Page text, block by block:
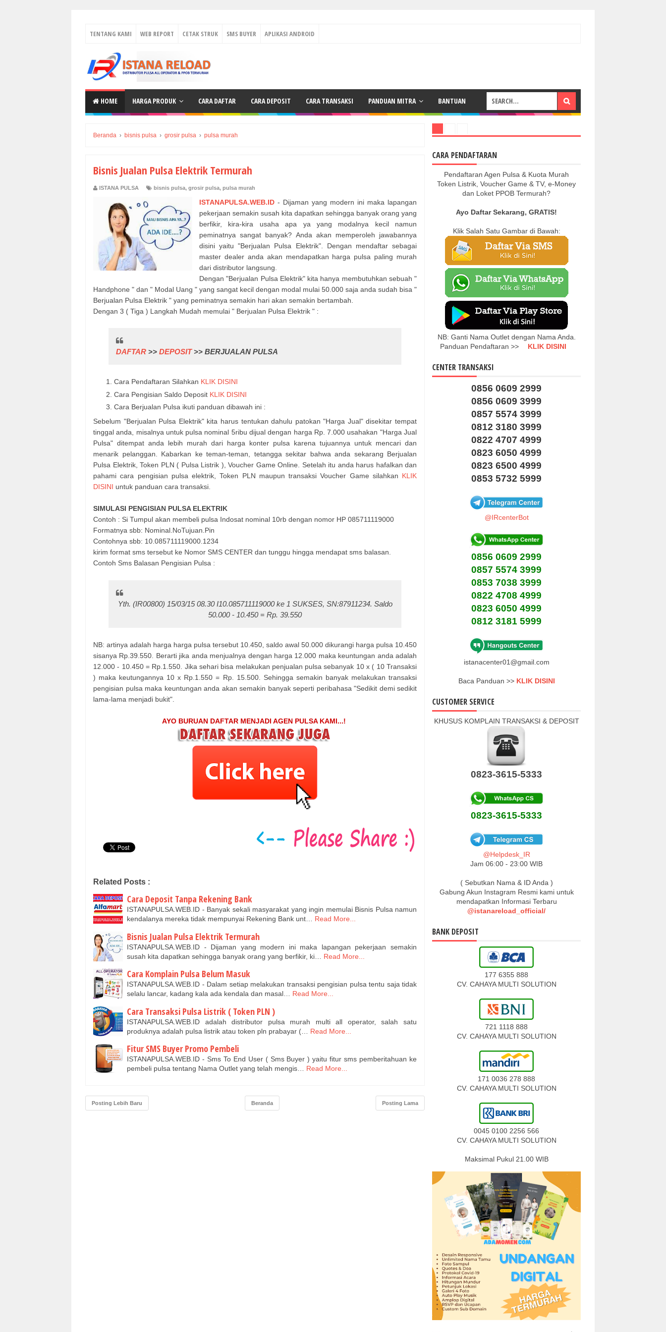
TENTANG KAMI WEB REPORT CETAK STRUK SMS BUYER APLIKASI ANDROID
HOME HARGA PRODUK CARA DAFTAR CARA DEPOSIT CARA TRANSAKSI PANDUAN MITRA BANTUAN
Beranda › bisnis pulsa › grosir pulsa › pulsa murah
Bisnis Jualan Pulsa Elektrik Termurah
ISTANA PULSA bisnis pulsa, grosir pulsa, pulsa murah
ISTANAPULSA.WEB.ID - Dijaman yang modern ini maka lapangan
pekerjaan semakin susah kita dapatkan sehingga banyak orang yang
berfikir, kira-kira usaha apa ya yang modalnya kecil namun
peminatnya sangat banyak? Anda akan memperoleh jawabannya
disini yaitu "Berjualan Pulsa Elektrik". Dengan mendaftar sebagai
master dealer anda akan mendapatkan harga pulsa paling murah
dari distributor langsung.
Dengan "Berjualan Pulsa Elektrik" kita hanya membutuhkan sebuah "
Handphone " dan " Modal Uang " yang sangat kecil dengan modal mulai 50.000 saja anda sudah bisa "
Berjualan Pulsa Elektrik " yang peminatnya semakin hari akan semakin bertambah.
Dengan 3 ( Tiga ) Langkah Mudah memulai " Berjualan Pulsa Elektrik " :
DAFTAR >>DEPOSIT>> BERJUALAN PULSA
Cara Pendaftaran Silahkan KLIK DISINI
Cara Pengisian Saldo Deposit KLIK DISINI
Cara Berjualan Pulsa ikuti panduan dibawah ini :
Sebelum "Berjualan Pulsa Elektrik" kita harus tentukan dahulu patokan "Harga Jual" disekitar tempat
tinggal anda, misalnya untuk pulsa nominal 5ribu dijual dengan harga Rp. 7.000 usahakan "Harga Jual
Pulsa" ditempat anda lebih murah dari harga konter pulsa karena tujuannya untuk mencari dan
menarik pelanggan. Kabarkan ke teman-teman, tetangga sekitar bahwa anda sekarang Berjualan
Pulsa Elektrik, Token PLN ( Pulsa Listrik ), Voucher Game Online. Setelah itu anda harus hafalkan dan
pahami cara pengisian pulsa elektrik, Token PLN maupun transaksi Voucher Game silahkan KLIK
DISINI untuk panduan cara transaksi.
SIMULASI PENGISIAN PULSA ELEKTRIK
Contoh : Si Tumpul akan membeli pulsa Indosat nominal 10rb dengan nomor HP 085711119000
Formatnya sbb: Nominal.NoTujuan.Pin
Contohnya sbb: 10.085711119000.1234
kirim format sms tersebut ke Nomor SMS CENTER dan tunggu hingga mendapat sms balasan.
Contoh Sms Balasan Pengisian Pulsa :
Yth. (IR00800) 15/03/15 08.30 I10.085711119000 ke 1 SUKSES, SN:87911234. Saldo
50.000 - 10.450 = Rp. 39.550
NB: artinya adalah harga harga pulsa tersebut 10.450, saldo awal 50.000 dikurangi harga pulsa 10.450
sisanya Rp.39.550. Berarti jika anda menjualnya dengan harga 12.000 maka keuntungan anda adalah
12.000 - 10.450 = Rp.1.550. Jika sehari bisa melakukan penjualan pulsa sebanyak 10 x ( 10 Transaksi
) maka keutungannya 10 x Rp.1.550 = Rp. 15.500. Sehingga semakin banyak melakukan transaksi
pengisian pulsa maka keuntungan anda akan semakin banyak seperti peribahasa "Sedikit demi sedikit
lama-lama menjadi bukit".
AYO BURUAN DAFTAR MENJADI AGEN PULSA KAMI...!
Related Posts :
Cara Deposit Tanpa Rekening Bank
ISTANAPULSA.WEB.ID - Banyak sekali masyarakat yang ingin memulai Bisnis Pulsa namun
kendalanya mereka tidak mempunyai Rekening Bank unt… Read More...
Bisnis Jualan Pulsa Elektrik Termurah
ISTANAPULSA.WEB.ID - Dijaman yang modern ini maka lapangan pekerjaan semakin
susah kita dapatkan sehingga banyak orang yang berfikir, ki…
Read More...
Cara Komplain Pulsa Belum Masuk
ISTANAPULSA.WEB.ID - Dalam setiap melakukan transaksi pengisian pulsa tentu saja tidak
selalu lancar, kadang kala ada kendala dan masal… Read More...
Cara Transaksi Pulsa Listrik ( Token PLN )
ISTANAPULSA.WEB.ID adalah distributor pulsa murah multi all operator, salah satu
produknya adalah pulsa listrik atau token pln prabayar (…
Read More...
Fitur SMS Buyer Promo Pembeli
ISTANAPULSA.WEB.ID - Sms To End User ( Sms Buyer ) yaitu fitur sms pemberitahuan ke
pembeli pulsa tentang Nama Outlet yang telah mengis… Read More...
Posting Lebih Baru Posting Lama
Beranda
CARA PENDAFTARAN
Pendaftaran Agen Pulsa & Kuota Murah
Token Listrik, Voucher Game & TV, e-Money
dan Loket PPOB Termurah?
Ayo Daftar Sekarang, GRATIS!
Klik Salah Satu Gambar di Bawah:
NB: Ganti Nama Outlet dengan Nama Anda.
Panduan Pendaftaran >>
KLIK DISINI
CENTER TRANSAKSI
0856 0609 2999
0856 0609 3999
0857 5574 3999
0812 3180 3999
0822 4707 4999
0823 6050 4999
0823 6500 4999
0853 5732 5999
@IRcenterBot
0856 0609 2999
0857 5574 3999
0853 7038 3999
0822 4708 4999
0823 6050 4999
0812 3181 5999
istanacenter01@gmail.com
Baca Panduan >> KLIK DISINI
CUSTOMER SERVICE
KHUSUS KOMPLAIN TRANSAKSI & DEPOSIT
0823-3615-5333
0823-3615-5333
@Helpdesk_IR
Jam 06:00 - 23:00 WIB
( Sebutkan Nama & ID Anda )
Gabung Akun Instagram Resmi kami untuk
mendapatkan Informasi Terbaru
@istanareload_official/
BANK DEPOSIT
177 6355 888
CV. CAHAYA MULTI SOLUTION
721 1118 888
CV. CAHAYA MULTI SOLUTION
171 0036 278 888
CV. CAHAYA MULTI SOLUTION
0045 0100 2256 566
CV. CAHAYA MULTI SOLUTION
Maksimal Pukul 21.00 WIB